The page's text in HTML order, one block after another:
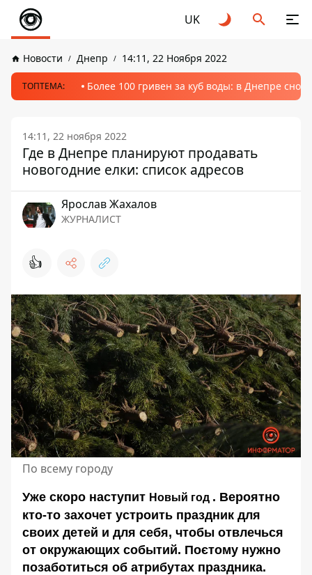
UK
Новости Днепр 14:11, 22 Ноября 2022
ТОПТЕМА: Более 100 гривен за куб воды: в Днепре
14:11, 22 ноября 2022
Где в Днепре планируют продавать
новогодние елки: список адресов
Ярослав Жахалов
ЖУРНАЛИСТ
👍
По всему городу
Уже скоро наступит Новый год . Вероятно
кто-то захочет устроить праздник для
своих детей и для себя, чтобы отвлечься
от окружающих событий. Поєтому нужно
позаботиться об атрибутах праздника.